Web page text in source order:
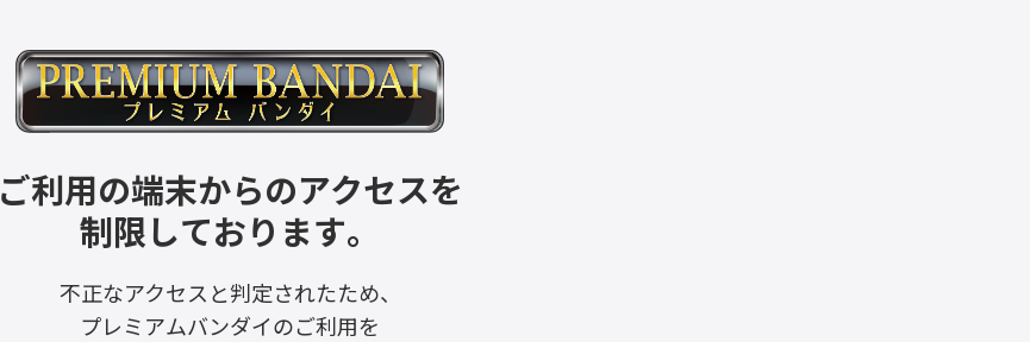
ご利用の端末からのアクセスを
制限しております。
不正なアクセスと判定されたため、
プレミアムバンダイのご利用を